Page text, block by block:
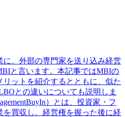
、外部の専門家を送り込み経営
と言います。本記事ではMBIの
リットを紹介するとともに、似た
との違いについても説明しま
）とは、投資家・フ
を買収し、経営権を握った後に経